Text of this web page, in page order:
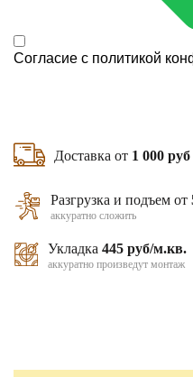
Согласие с политикой
Доставка от 1 000 руб
Разгрузка и подъем от
аккуратно сложить
Укладка 445 руб/м.кв.
аккуратно произведут монтаж